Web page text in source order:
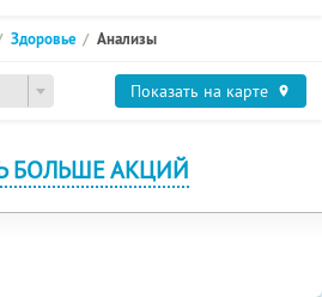
Здоровье Анализы
Показать на карте
БОЛЬШЕ АКЦИЙ